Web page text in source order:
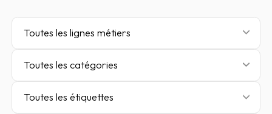
Toutes les lignes métiers
Toutes les catégories
Toutes les étiquettes